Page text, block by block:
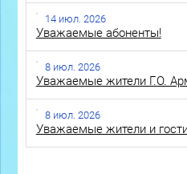
14 июл. 2026
Уважаемые абоненты!
8 июл. 2026
Уважаемые жители Г.О.
8 июл. 2026
Уважаемые жители и